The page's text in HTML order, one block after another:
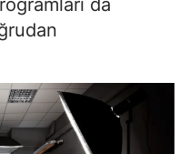
da